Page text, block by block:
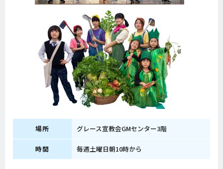
場所 グレース宣教会GMセンター3階
時間 毎週土曜日朝10時から